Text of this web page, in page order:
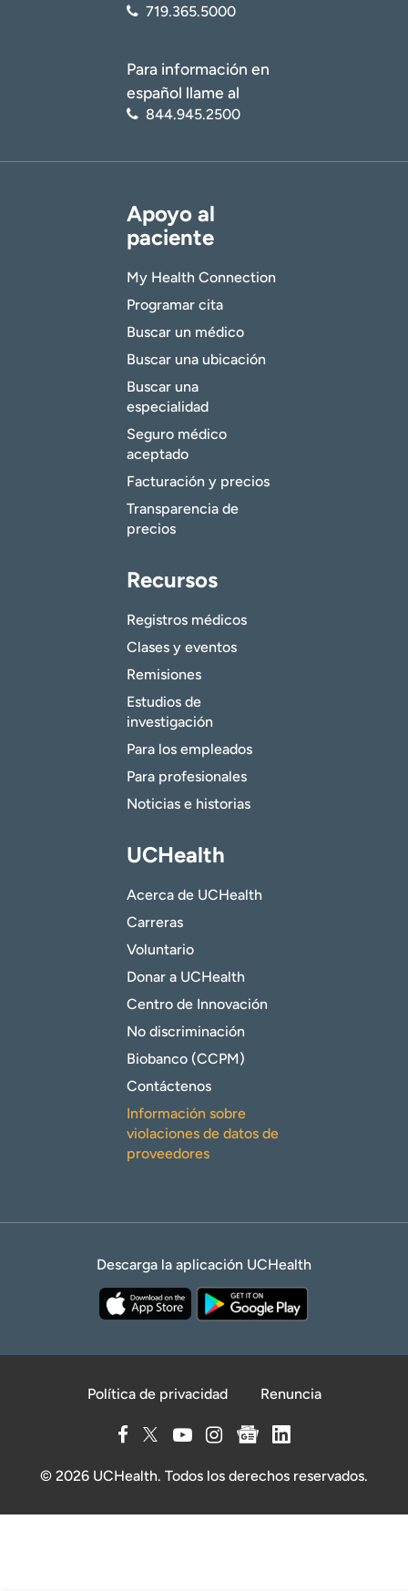
719.365.5000
Para información en
español llame al
844.945.2500
Apoyo al
paciente
My Health Connection
Programar cita
Buscar un médico
Buscar una ubicación
Buscar una
especialidad
Seguro médico
aceptado
Facturación y precios
Transparencia de
precios
Recursos
Registros médicos
Clases y eventos
Remisiones
Estudios de
investigación
Para los empleados
Para profesionales
Noticias e historias
UCHealth
Acerca de UCHealth
Carreras
Voluntario
Donar a UCHealth
Centro de Innovación
No discriminación
Biobanco (CCPM)
Contáctenos
Información sobre
violaciones de datos de
proveedores
Descarga la aplicación UCHealth
Política de privacidad Renuncia
© 2026 UCHealth. Todos los derechos reservados.